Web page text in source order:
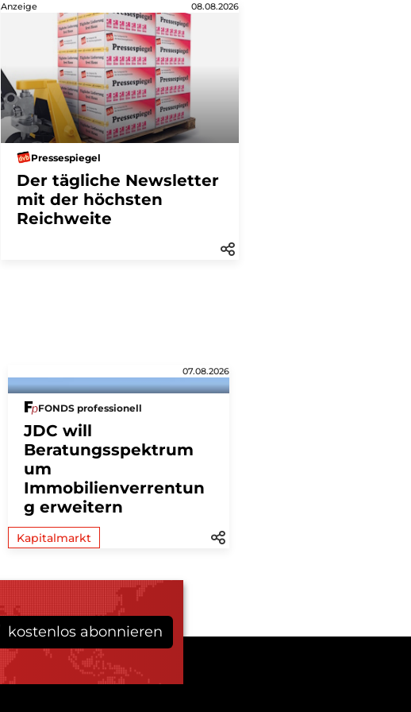
Anzeige 08.08.2026
Pressespiegel
Der tägliche Newsletter
mit der höchsten
Reichweite
07.08.2026
FONDS professionell
JDC will
Beratungsspektrum
um
Immobilienverrentun
g erweitern
Kapitalmarkt
kostenlos abonnieren